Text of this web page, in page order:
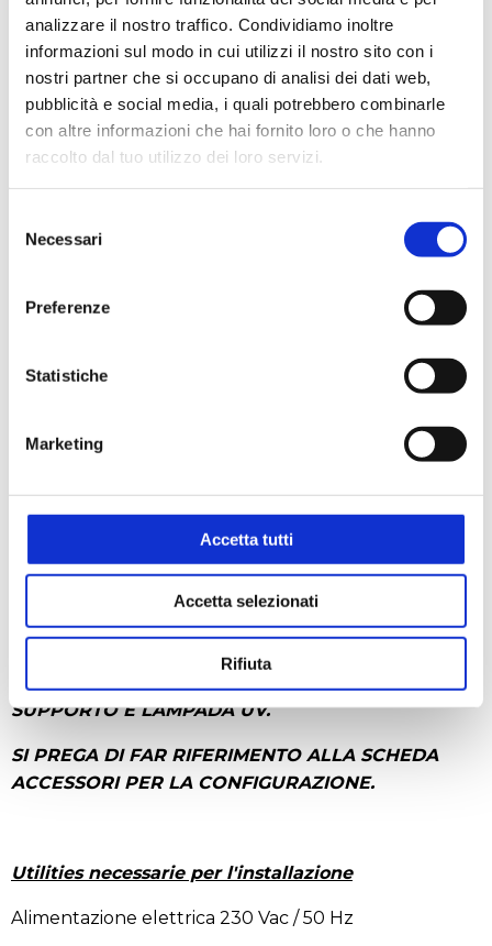
analizzare il nostro traffico. Condividiamo inoltre
informazioni sul modo in cui utilizzi il nostro sito con i
nostri partner che si occupano di analisi dei dati web,
pubblicità e social media, i quali potrebbero combinarle
con altre informazioni che hai fornito loro o che hanno
raccolto dal tuo utilizzo dei loro servizi.
delNecessari
Preferenze
Statistiche
Marketing
Accetta tutti
Accetta selezionati
Rifiuta
Caratteristiche tecniche
Filtri HEPA: 99,995% di efficienza per particelle
≥0,3µm (classe H14 secondo EN 1822)
Cabina: Lamiera d'acciaio laminata a freddo da 2
Controllo della velocità del flusso d'aria: Sistema di
controllo a microprocessore con display a LED e
compensazione automatica della velocità per
aumentare la resistenza del filtro.
con cuscinetti lubrificati a vita
Luce: Alta efficienza, bassa tensione ≥ 800 lux
Accessori standard: Contaore, 2 Prese di corrente
Potenza nominale: 1860 W
N.B. LE CAPPE SONO FORNITE PRIVE DI
SUPPORTO E LAMPADA UV.
SI PREGA DI FAR RIFERIMENTO ALLA SCHEDA
ACCESSORI PER LA CONFIGURAZIONE.
Utilities necessarie per l'installazione
Alimentazione elettrica 230 Vac / 50 Hz